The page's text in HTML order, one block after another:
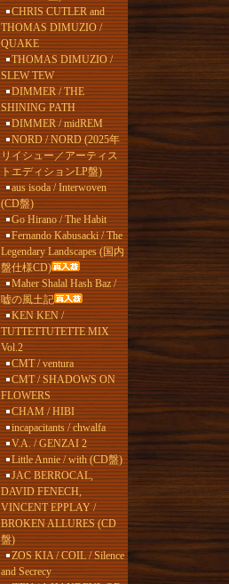
CHRIS CUTLER and
THOMAS DIMUZIO /
QUAKE
THOMAS DIMUZIO /
SLEW TEW
DIMMER / THE
SHINING PATH
DIMMER / midREM
NORD / NORD (2025年
リイシュー／アーティス
トエディションLP盤)
aus isoda / Interwoven
(CD盤)
Go Hirano / The Habit
Fernando Kabusacki / The
Legendary Landscapes (国内
盤仕様CD)
Maher Shalal Hash Baz /
嘘の風土記
KEN KEN /
TUTTETTUTETTE MIX
Vol.2
CMT / ventura
CMT / SHADOWS ON
FLOWERS
CHAM / HIBI
incapacitants / chwalfa
V.A. / GENZAI 2
Little Annie / with (CD盤)
JAC BERROCAL,
DAVID FENECH,
VINCENT EPPLAY /
BROKEN ALLURES (CD
盤)
ZOS KIA / COIL / Silence
and Secrecy